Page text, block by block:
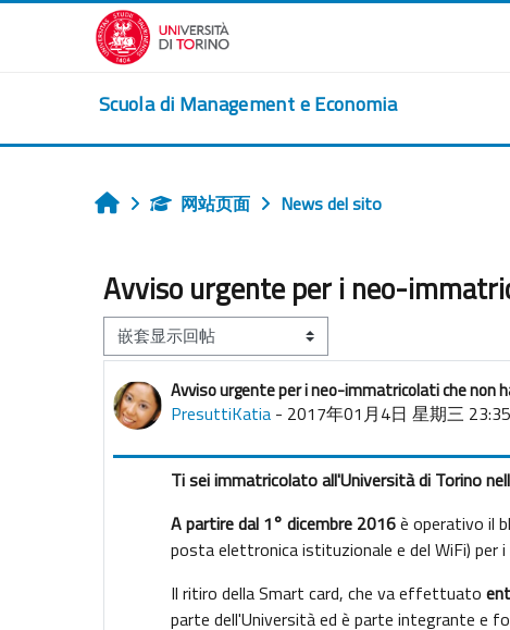
跳到主要内容
Scuola di Management e Economia
首页 网站页面 News del sito
Avviso urgente per i neo-
显示模式
Avviso urgente per i neo-immatricolati che non
PresuttiKatia - 2017年01月4日 星期三 23:35
回帖数：0
Ti sei immatricolato all'Università di Torino
A partire dal 1° dicembre 2016è operativo il
posta elettronica istituzionale e del WiFi) per
Il ritiro della Smart card, che va effettuato
parte dell'Università ed è parte integrante e